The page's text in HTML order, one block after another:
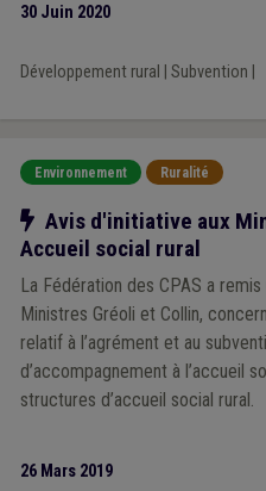
30 Juin 2020
Développement rural Subvention
Environnement Ruralité
Notre action
Avis d'initiative aux
Accueil social rural
La Fédération des CPAS a remis
Ministres Gréoli et Collin,
relatif à l’agrément et au
d’accompagnement à l’accueil
structures d’accueil social rural.
26 Mars 2019